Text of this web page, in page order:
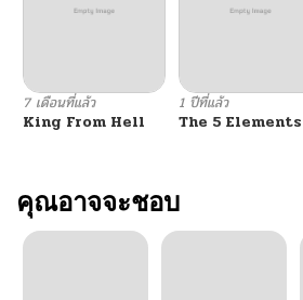
7 เดือนที่แล้ว
King From Hell
1 ปีที่แล้ว
The 5 Elements
คุณอาจจะชอบ